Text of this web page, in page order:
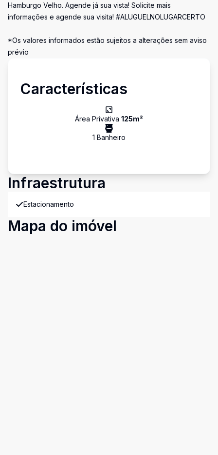
Hamburgo Velho. Agende já sua vista! Solicite mais
informações e agende sua visita! #ALUGUELNOLUGARCERTO
*Os valores informados estão sujeitos a alterações sem aviso
prévio
Características
Área Privativa 125m²
1 Banheiro
Infraestrutura
Estacionamento
Mapa do imóvel